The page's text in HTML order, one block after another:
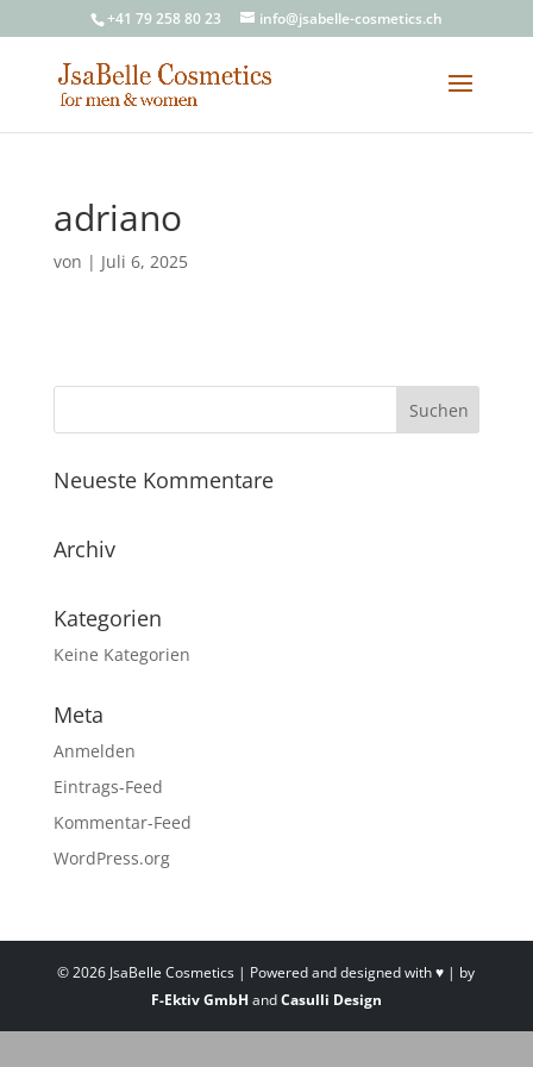
+41 79 258 80 23 info@jsabelle-cosmetics.ch
adriano
von | Juli 6, 2025
Neueste Kommentare
Archiv
Kategorien
Keine Kategorien
Meta
Anmelden
Eintrags-Feed
Kommentar-Feed
WordPress.org
©2026 JsaBelle Cosmetics | Powered and designed with ♥ | by
F-Ektiv GmbH andCasulli Design